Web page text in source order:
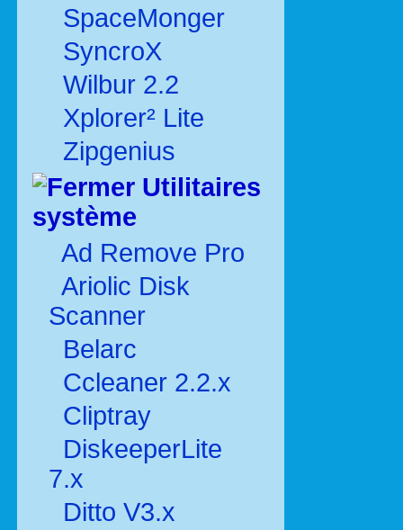
SpaceMonger
SyncroX
Wilbur 2.2
Xplorer² Lite
Zipgenius
Utilitaires
système
Ad Remove Pro
Ariolic Disk
Scanner
Belarc
Ccleaner 2.2.x
Cliptray
DiskeeperLite
7.x
Ditto V3.x